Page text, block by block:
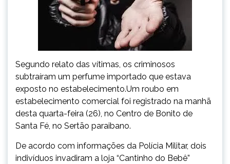
Segundo relato das vítimas, os criminosos
subtraíram um perfume importado que estava
exposto no estabelecimento.Um roubo em
estabelecimento comercial foi registrado na manhã
desta quarta-feira (26), no Centro de Bonito de
Santa Fé, no Sertão paraibano.
De acordo com informações da Polícia Militar, dois
indivíduos invadiram a loja “Cantinho do Bebê”